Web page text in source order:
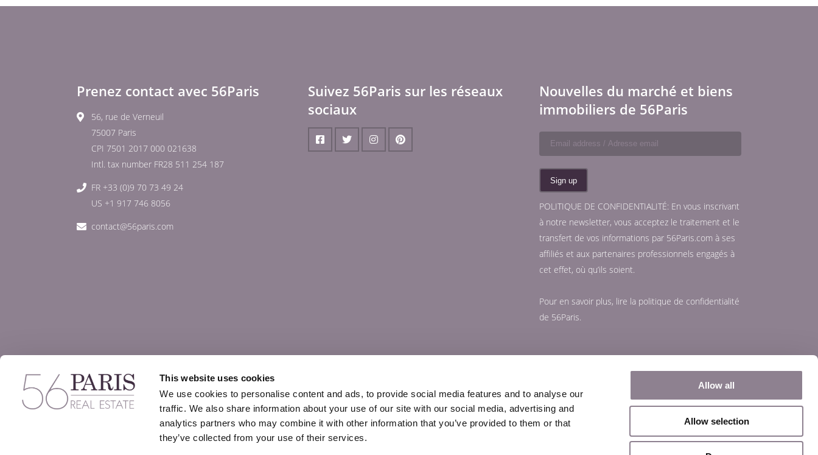
This website uses cookies
We use cookies to personalise content and ads, to provide social media features and to analyse our
traffic. We also share information about your use of our site with our social media, advertising and
analytics partners who may combine it with other information that you’ve provided to them or that
they’ve collected from your use of their services.
Allow all
Allow selection
Prenez contact avec 56Paris
56, rue de Verneuil
75007 Paris
CPI 7501 2017 000 021638
Intl. tax number FR28 511 254 187
FR +33 (0)9 70 73 49 24
US +1 917 746 8056
contact@56paris.com
Suivez 56Paris sur les réseaux
sociaux
Nouvelles du marché et biens
immobiliers de 56Paris
POLITIQUE DE CONFIDENTIALITÉ: En vous inscrivant
à notre newsletter, vous acceptez le traitement et le
transfert de vos informations par 56Paris.com à ses
affiliés et aux partenaires professionnels engagés à
cet effet, où qu’ils soient.
Pour en savoir plus, lire la politique de confidentialité
de 56Paris.